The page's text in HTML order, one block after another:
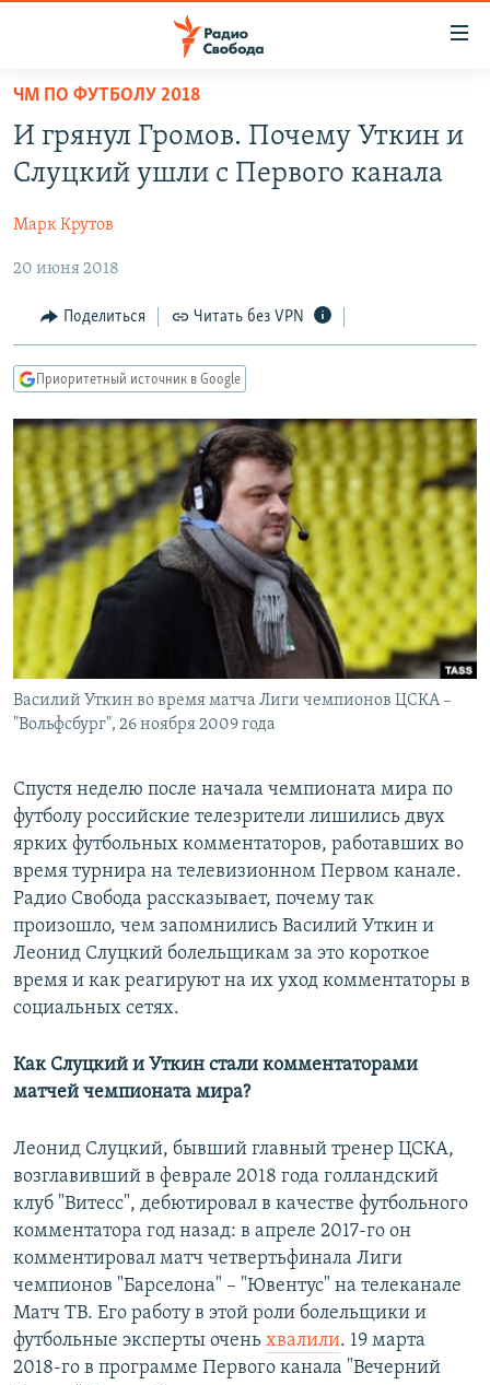
упрощенного
доступа
Вернуться
основному
Вернутся
главной
навигации
Вернутся
поиску
ПОДКАСТЫ
АВТОРСКИЕ ПРОЕКТЫ
ЦИТАТЫ СВОБОДЫ
МНЕНИЯ
КУЛЬТУРА
IDEL.РЕАЛИИ
КАВКАЗ.РЕАЛИИ
СЕВЕР.РЕАЛИИ
СИБИРЬ.РЕАЛИИ
РАСПИСАНИЕ ВЕЩАНИЯ
ПОДПИШИТЕСЬ НА РАССЫЛКУ
СОЦИАЛЬНЫЕ СЕТИ
ЧМ ПО ФУТБОЛУ 2018
И грянул Громов. Почему Уткин и
Слуцкий ушли с Первого канала
Марк Крутов
20 июня 2018
Поделиться Читать без VPN
Приоритетный источник в Google
Василий Уткин во время матча Лиги чемпионов ЦСКА –
"Вольфсбург", 26 ноября 2009 года
Спустя неделю после начала чемпионата мира по
футболу российские телезрители лишились двух
ярких футбольных комментаторов, работавших во
время турнира на телевизионном Первом канале.
Радио Свобода рассказывает, почему так
произошло, чем запомнились Василий Уткин и
Леонид Слуцкий болельщикам за это короткое
время и как реагируют на их уход комментаторы в
социальных сетях.
Как Слуцкий и Уткин стали комментаторами
матчей чемпионата мира?
Леонид Слуцкий, бывший главный тренер ЦСКА,
возглавивший в феврале 2018 года голландский
клуб "Витесс", дебютировал в качестве футбольного
комментатора год назад: в апреле 2017-го он
комментировал матч четвертьфинала Лиги
чемпионов "Барселона" – "Ювентус" на телеканале
Матч ТВ. Его работу в этой роли болельщики и
футбольные эксперты очень хвалили. 19 марта
2018-го в программе Первого канала "Вечерний